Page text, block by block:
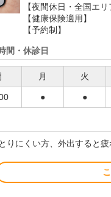
【夜間休日・全国エリ
【健康保険適用】
【予約制】
間・休診日
月 火
● ●
りにくい方、外出すると